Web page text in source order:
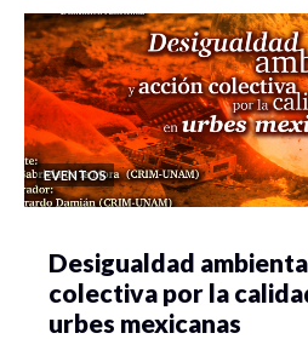
EVENTOS
Desigualdad
colectiva por la
urbes mexicanas